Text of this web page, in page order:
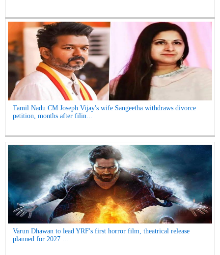
Tamil Nadu CM Joseph Vijay's wife Sangeetha withdraws divorce
petition, months after filin...
Varun Dhawan to lead YRF's first horror film, theatrical release
planned for 2027 ...